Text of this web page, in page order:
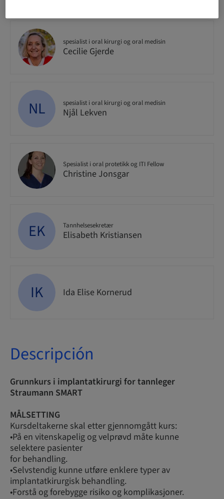
spesialist i oral kirurgi og oral medisin
Cecilie Gjerde
NL spesialist i oral kirurgi og oral medisin
Njål Lekven
Spesialist i oral protetikk og ITI Fellow
Christine Jonsgar
EK Tannhelsesekretær
Elisabeth Kristiansen
IK Ida Elise Kornerud
Descripción
Grunnkurs i implantatkirurgi for tannleger
Straumann SMART
MÅLSETTING
Kursdeltakerne skal etter gjennomgått kurs:
•På en vitenskapelig og velprøvd måte kunne
selektere pasienter
for behandling.
•Selvstendig kunne utføre enklere typer av
implantatkirurgisk behandling.
•Forstå og forebygge risiko og komplikasjoner.